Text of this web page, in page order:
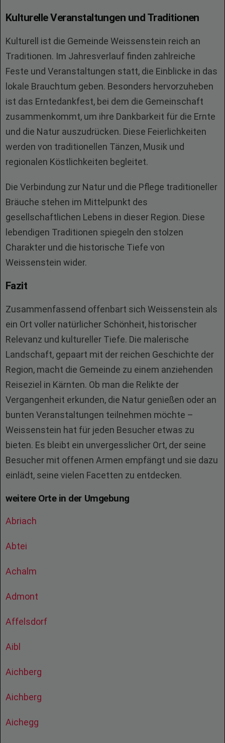
Kulturelle Veranstaltungen und Traditionen
Kulturell ist die Gemeinde Weissenstein reich an
Traditionen. Im Jahresverlauf finden zahlreiche
Feste und Veranstaltungen statt, die Einblicke in das
lokale Brauchtum geben. Besonders hervorzuheben
ist das Erntedankfest, bei dem die Gemeinschaft
zusammenkommt, um ihre Dankbarkeit für die Ernte
und die Natur auszudrücken. Diese Feierlichkeiten
werden von traditionellen Tänzen, Musik und
regionalen Köstlichkeiten begleitet.
Die Verbindung zur Natur und die Pflege traditioneller
Bräuche stehen im Mittelpunkt des
gesellschaftlichen Lebens in dieser Region. Diese
lebendigen Traditionen spiegeln den stolzen
Charakter und die historische Tiefe von
Weissenstein wider.
Fazit
Zusammenfassend offenbart sich Weissenstein als
ein Ort voller natürlicher Schönheit, historischer
Relevanz und kultureller Tiefe. Die malerische
Landschaft, gepaart mit der reichen Geschichte der
Region, macht die Gemeinde zu einem anziehenden
Reiseziel in Kärnten. Ob man die Relikte der
Vergangenheit erkunden, die Natur genießen oder an
bunten Veranstaltungen teilnehmen möchte –
Weissenstein hat für jeden Besucher etwas zu
bieten. Es bleibt ein unvergesslicher Ort, der seine
Besucher mit offenen Armen empfängt und sie dazu
einlädt, seine vielen Facetten zu entdecken.
weitere Orte in der Umgebung
Abriach
Abtei
Achalm
Admont
Affelsdorf
Aibl
Aichberg
Aichberg
Aichegg